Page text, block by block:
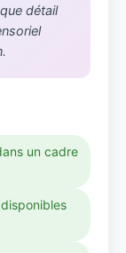
détail
un cadre